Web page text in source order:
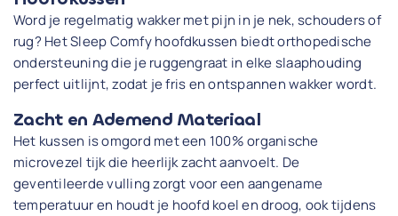
Word je regelmatig wakker met pijn in je nek, schouders of
rug? Het Sleep Comfy hoofdkussen biedt orthopedische
ondersteuning die je ruggengraat in elke slaaphouding
perfect uitlijnt, zodat je fris en ontspannen wakker wordt.
Zacht en Ademend Materiaal
Het kussen is omgord met een 100% organische
microvezel tijk die heerlijk zacht aanvoelt. De
geventileerde vulling zorgt voor een aangename
temperatuur en houdt je hoofd koel en droog, ook tijdens